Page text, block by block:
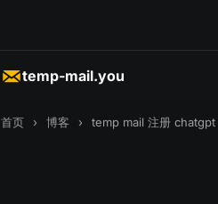
temp-mail.you
首页 › 博客 › temp mail 注册 chatgpt